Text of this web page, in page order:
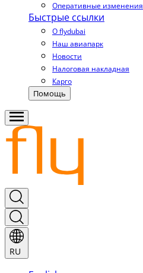
Оперативные изменения
Быстрые ссылки
О flydubai
Наш авиапарк
Новости
Налоговая накладная
Карго
Помощь
RU